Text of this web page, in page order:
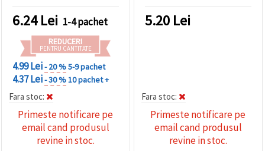
6.24Lei 1-4 pachet
REDUCERI
PENTRU CANTITATE
4.99 Lei- 20 %5-9 pachet
4.37 Lei- 30 %10 pachet +
Fara stoc:
Primeste notificare pe
email cand produsul
revine in stoc.
5.20 Lei
Fara stoc:
Primeste notificare pe
email cand produsul
revine in stoc.